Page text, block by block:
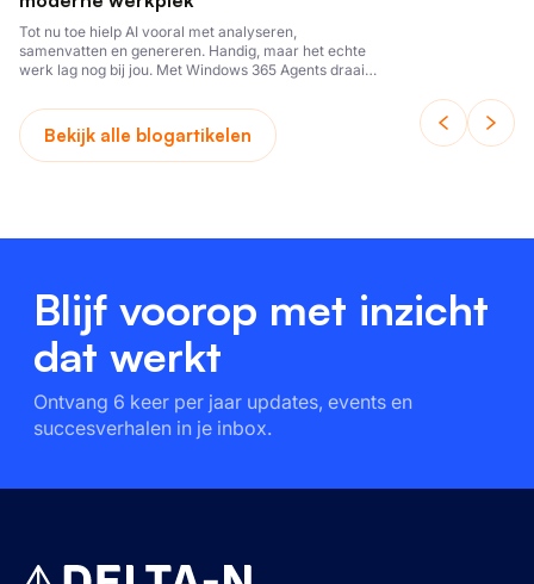
Tot nu toe hielp AI vooral met analyseren,
samenvatten en genereren. Handig, maar het echte
werk lag nog bij jou. Met Windows 365 Agents draait
Bekijk alle blogartikelen
Blijf voorop met inzicht
dat werkt
Ontvang 6 keer per jaar updates, events en
succesverhalen in je inbox.